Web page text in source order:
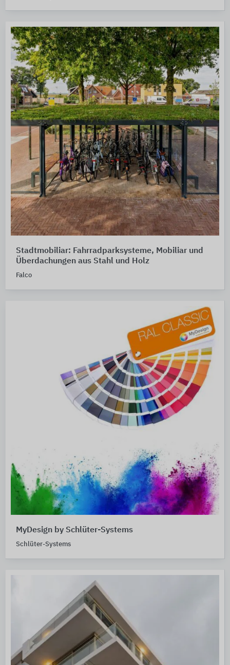
Stadtmobiliar: Fahrradparksysteme, Mobiliar und
Überdachungen aus Stahl und Holz
Falco
MyDesign by Schlüter-Systems
Schlüter-Systems